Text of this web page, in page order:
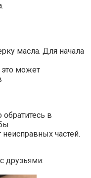
масла. Для начала
может
обратитесь в
частей.
друзьями: